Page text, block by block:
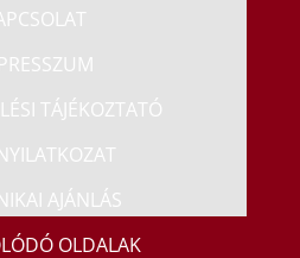
TÁJÉKOZTATÓ
AJÁNLÁS
OLDALAK